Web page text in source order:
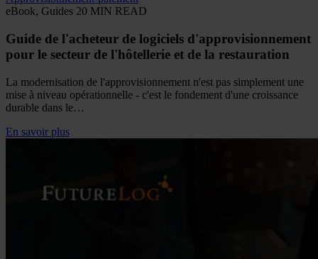
eBook, Guides 20 MIN READ
Guide de l'acheteur de logiciels d'approvisionnement
pour le secteur de l'hôtellerie et de la restauration
La modernisation de l'approvisionnement n'est pas simplement une
mise à niveau opérationnelle - c'est le fondement d'une croissance
durable dans le…
En savoir plus